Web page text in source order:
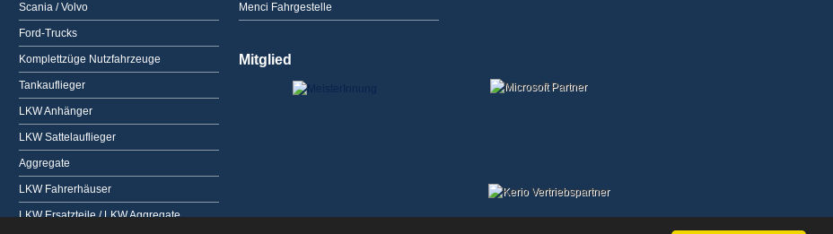
Scania / Volvo
Ford-Trucks
Komplettzüge Nutzfahrzeuge
Tankauflieger
LKW Anhänger
LKW Sattelauflieger
Aggregate
LKW Fahrerhäuser
LKW Ersatzteile / LKW Aggregate
Menci Fahrgestelle
Mitglied